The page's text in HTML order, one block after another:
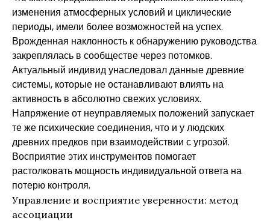
изменения атмосферных условий и циклические
периоды, имели более возможностей на успех.
Врожденная наклонность к обнаружению руководства
закреплялась в сообществе через потомков.
Актуальный индивид унаследовал данные древние
системы, которые не останавливают влиять на
активность в абсолютно свежих условиях.
Напряжение от неуправляемых положений запускает
те же психические соединения, что и у людских
древних предков при взаимодействии с угрозой.
Восприятие этих инструментов помогает
растолковать мощность индивидуальной ответа на
потерю контроля.
Управление и восприятие уверенности: метод
ассоциации